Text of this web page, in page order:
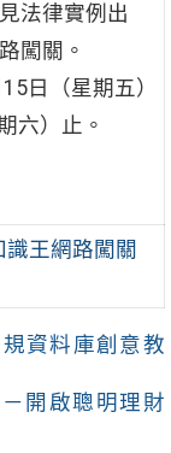
法律實例出
闖關。
日（星期五）
六）止。
王網路闖關
資料庫創意教
開啟聰明理財